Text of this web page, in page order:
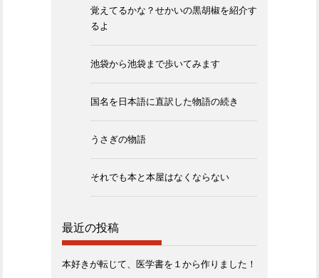
覚えてるかな？せかいの黒胡椒を紹介す
るよ
池袋から池袋まで歩いてみます
国名を日本語に直訳した物語の続き
うさぎの物語
それでも本と本屋はなくならない
最近の投稿
本好きが転じて、医学書を１から作りました！